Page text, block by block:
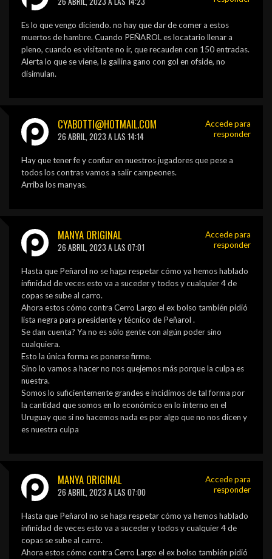
Es lo que vengo diciendo. no hay que dar de comer a estos
muertos de hambre. Cuando PEÑAROL es locatario llenar a
pleno, cuando es visitante no ir, que recauden con 150 entradas.
Alerta lo que se viene, la gallina gano con gol en ofside, no
disimulan.
CYABOTTI@HOTMAIL.COM
26 ABRIL, 2023 A LAS 14:14
Hay que tener fe y confiar en nuestros jugadores que pese a
todos los contras vamos a salir campeones.
Arriba los manyas.
Accede para
responder
MANYA ORIGINAL
26 ABRIL, 2023 A LAS 07:01
Hasta que Peñarol no se haga respetar cómo ya hemos hablado
infinidad de veces esto va a suceder y todos y cualquier 4 de
copas se sube al carro.
Ahora estos cómo contra Cerro Largo el ex bolso también pidió
lista negra para presidente y técnico de Peñarol .
Se dan cuenta? Ya no es sólo gente con algún poder sino
cualquiera.
Esto la única forma es ponerse firme.
Sino lo vamos a hacer no nos quejemos más porque la culpa es
nuestra.
Somos lo suficientemente grandes e incidimos de tal forma por
la cantidad que somos en lo económico en lo interno en el
Uruguay que si no hacemos nada es por algo que no nos dicen y
es nuestra culpa
Accede para
responder
MANYA ORIGINAL
26 ABRIL, 2023 A LAS 07:00
Hasta que Peñarol no se haga respetar cómo ya hemos hablado
infinidad de veces esto va a suceder y todos y cualquier 4 de
copas se sube al carro.
Ahora estos cómo contra Cerro Largo el ex bolso también pidió
Accede para
responder